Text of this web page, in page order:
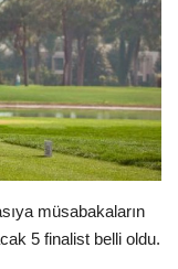
müsabakaların
5 finalist belli oldu.